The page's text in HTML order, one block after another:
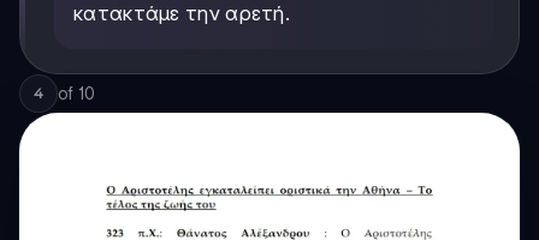
κατακτάμε την αρετή.
4 of 10